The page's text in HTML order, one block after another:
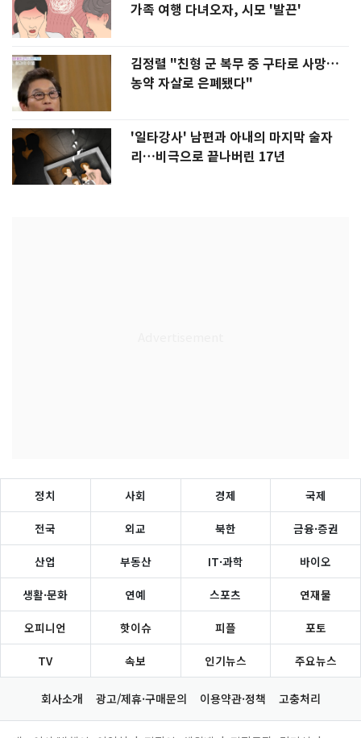
가족 여행 다녀오자, 시모 '발끈'
김정렬 "친형 군 복무 중 구타로 사망…
농약 자살로 은폐됐다"
'일타강사' 남편과 아내의 마지막 술자
리…비극으로 끝나버린 17년
정치 사회 경제 국제
전국 외교 북한 금융·증권
산업 부동산 IT·과학 바이오
생활·문화 연예 스포츠 연재물
오피니언 핫이슈 피플 포토
TV 속보 인기뉴스 주요뉴스
회사소개 광고/제휴·구매문의 이용약관·정책 고충처리